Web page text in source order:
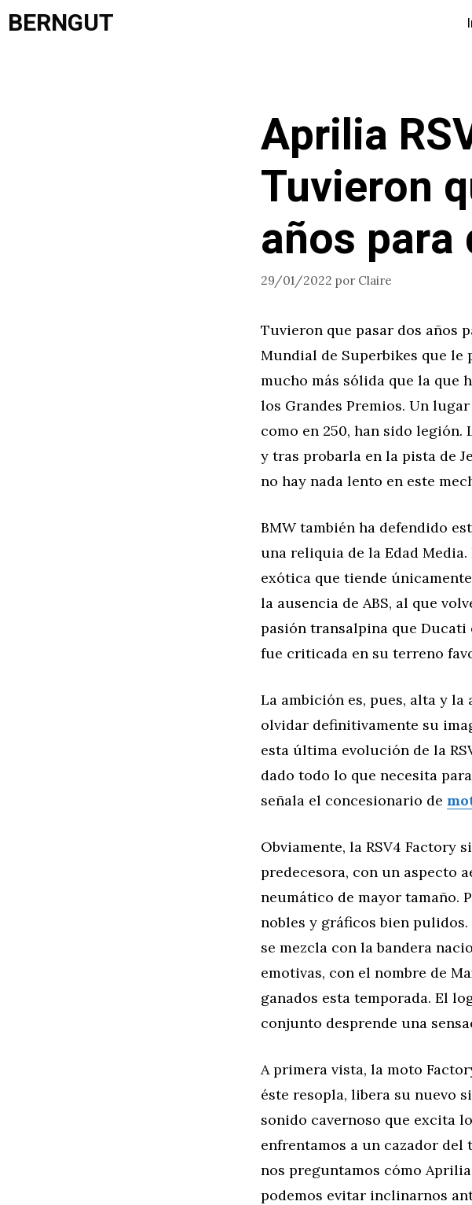
Saltar
alBERNGUT
Aprilia
Tuvieron
años para
29/01/2022 por Claire
Tuvieron que pasar dos años
Mundial de Superbikes que
mucho más sólida que la que
los Grandes Premios. Un
como en 250, han sido legión.
y tras probarla en la pista de
no hay nada lento en este
BMW también ha defendido
una reliquia de la Edad
exótica que tiende
la ausencia de ABS, al que
pasión transalpina que
fue criticada en su terreno
La ambición es, pues, alta y
olvidar definitivamente su
esta última evolución de la
dado todo lo que necesita
señala el concesionario de
Obviamente, la RSV4 Factory
predecesora, con un aspecto
neumático de mayor tamaño.
nobles y gráficos bien
se mezcla con la bandera
emotivas, con el nombre de
ganados esta temporada. El
conjunto desprende una
A primera vista, la moto
éste resopla, libera su nuevo
sonido cavernoso que excita
enfrentamos a un cazador
nos preguntamos cómo
podemos evitar inclinarnos